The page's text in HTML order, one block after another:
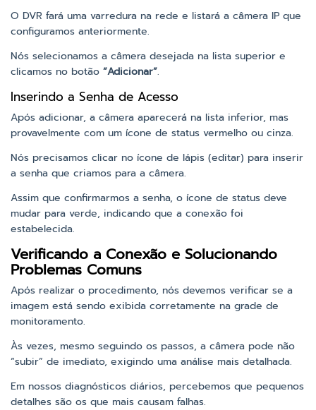
O DVR fará uma varredura na rede e listará a câmera IP que
configuramos anteriormente.
Nós selecionamos a câmera desejada na lista superior e
clicamos no botão “Adicionar”.
Inserindo a Senha de Acesso
Após adicionar, a câmera aparecerá na lista inferior, mas
provavelmente com um ícone de status vermelho ou cinza.
Nós precisamos clicar no ícone de lápis (editar) para inserir
a senha que criamos para a câmera.
Assim que confirmarmos a senha, o ícone de status deve
mudar para verde, indicando que a conexão foi
estabelecida.
Verificando a Conexão e Solucionando
Problemas Comuns
Após realizar o procedimento, nós devemos verificar se a
imagem está sendo exibida corretamente na grade de
monitoramento.
Às vezes, mesmo seguindo os passos, a câmera pode não
“subir” de imediato, exigindo uma análise mais detalhada.
Em nossos diagnósticos diários, percebemos que pequenos
detalhes são os que mais causam falhas.